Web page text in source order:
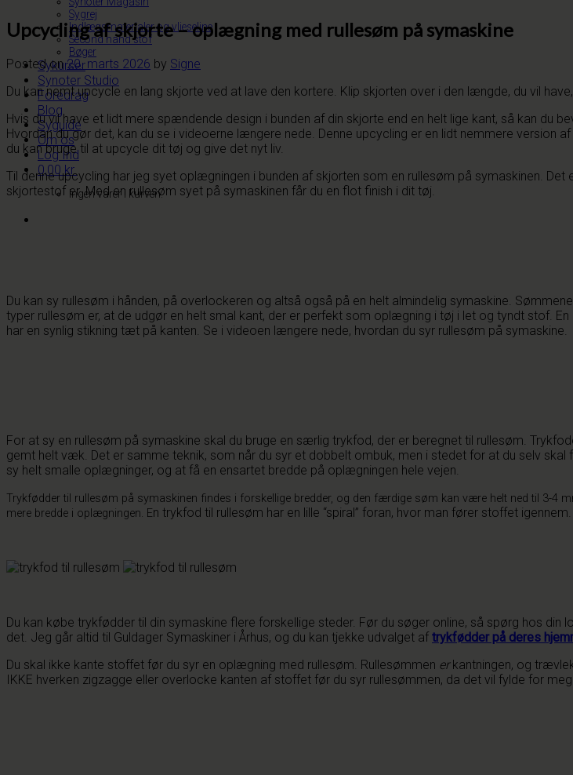
Sygrej
Indlægsmaterialer og vlieseline
Second hand stof
Bøger
Sykurser
Synoter Studio
Foredrag
Blog
Syguide
Om os
Log Ind
0,00 kr.
Ingen varer i kurven.
Upcycling af skjorte – oplægning med rullesøm på symaskine
Posted on20. marts 2026 by Signe
Du kan nemt upcycle en lang skjorte ved at lave den kortere. Klip skjorten over i den længde, du vil
Hvis du vil have et lidt mere spændende design i bunden af din skjorte end en helt lige kant, så kan du
Hvordan du gør det, kan du se i videoerne længere nede. Denne upcycling er en lidt nemmere version
du kan bruge til at upcycle dit tøj og give det nyt liv.
Til denne upcycling har jeg syet oplægningen i bunden af skjorten som en rullesøm på symaskinen.
skjortestof er. Med en rullesøm syet på symaskinen får du en flot finish i dit tøj.
Du kan sy rullesøm i hånden, på overlockeren og altså også på en helt almindelig symaskine.
typer rullesøm er, at de udgør en helt smal kant, der er perfekt som oplægning i tøj i let og tyndt stof.
har en synlig stikning tæt på kanten. Se i videoen længere nede, hvordan du syr rullesøm på symaskine.
For at sy en rullesøm på symaskine skal du bruge en særlig trykfod, der er beregnet til rullesøm.
gemt helt væk. Det er samme teknik, som når du syr et dobbelt ombuk, men i stedet for at du selv
sy helt smalle oplægninger, og at få en ensartet bredde på oplægningen hele vejen.
Trykfødder til rullesøm på symaskinen findes i forskellige bredder, og den færdige søm kan være helt ned til 3-
mere bredde i oplægningen. En trykfod til rullesøm har en lille “spiral” foran, hvor man fører stoffet
Du kan købe trykfødder til din symaskine flere forskellige steder. Før du søger online, så spørg hos
det. Jeg går altid til Guldager Symaskiner i Århus, og du kan tjekke udvalget aftrykfødder på deres
Du skal ikke kante stoffet før du syr en oplægning med rullesøm. Rullesømmen erkantningen, og
IKKE hverken zigzagge eller overlocke kanten af stoffet før du syr rullesømmen, da det vil fylde for